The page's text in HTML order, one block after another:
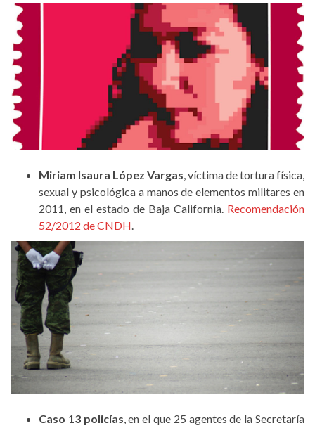
Miriam Isaura López Vargas , víctima de tortura física,
sexual y psicológica a manos de elementos militares en
2011, en el estado de Baja California. Recomendación
52/2012 de CNDH
Caso 13 policías, en el que 25 agentes de la Secretaría